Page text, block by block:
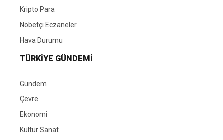
Kripto Para
Nöbetçi Eczaneler
Hava Durumu
TÜRKIYE GÜNDEMI
Gündem
Çevre
Ekonomi
Kültür Sanat